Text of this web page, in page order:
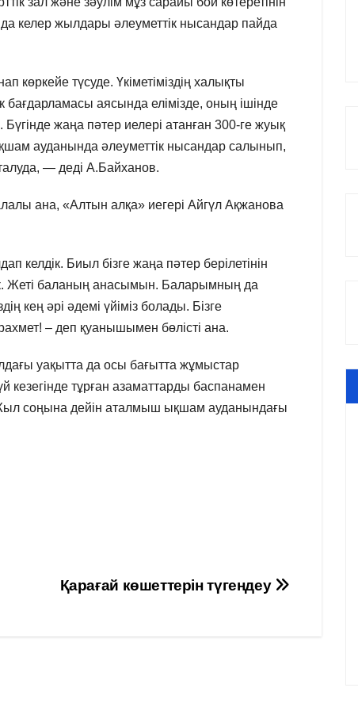
келер жылдары әлеуметтік нысандар пайда
түсуде. Үкіметіміздің халықты
бағдарламасы аясында елімізде, оның ішінде
Бүгінде жаңа пәтер иелері атанған 300-ге жуық
ауданында әлеуметтік нысандар салынып,
— деді А.Байханов.
ана, «Алтын алқа» иегері Айгүл Ақжанова
келдік. Биыл бізге жаңа пәтер берілетінін
Жеті баланың анасымын. Баларымның да
кең әрі әдемі үйіміз болады. Бізге
– деп қуанышымен бөлісті ана.
уақытта да осы бағытта жұмыстар
кезегінде тұрған азаматтарды баспанамен
соңына дейін аталмыш ықшам ауданындағы
Қарағай көшеттерін түгендеу